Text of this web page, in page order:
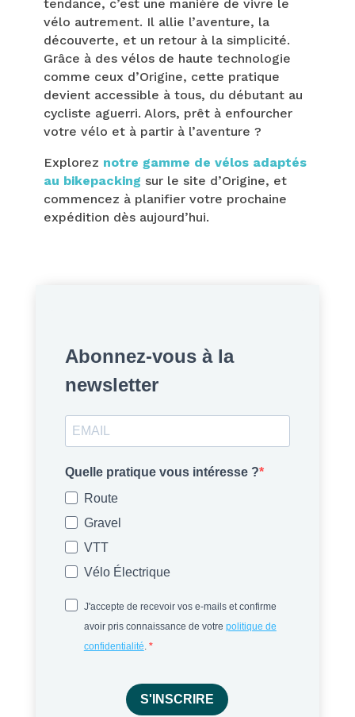
tendance, c’est une manière de vivre le
vélo autrement. Il allie l’aventure, la
découverte, et un retour à la simplicité.
Grâce à des vélos de haute technologie
comme ceux d’Origine, cette pratique
devient accessible à tous, du débutant au
cycliste aguerri. Alors, prêt à enfourcher
votre vélo et à partir à l’aventure ?
Explorez notre gamme de vélos adaptés
au bikepacking sur le site d’Origine, et
commencez à planifier votre prochaine
expédition dès aujourd’hui.
Abonnez-vous à la
newsletter
Quelle pratique vous intéresse ?
Route
Gravel
VTT
Vélo Électrique
J'accepte de recevoir vos e-mails et confirme
avoir pris connaissance de votre politique de
confidentialité
S'INSCRIRE